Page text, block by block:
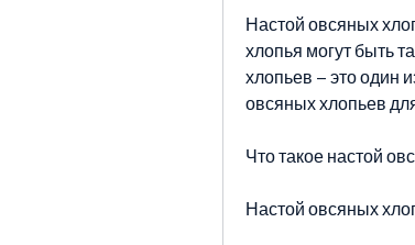
Настой овсяных
хлопья могут быть
хлопьев – это один
овсяных хлопьев
Что такое настой
Настой овсяных